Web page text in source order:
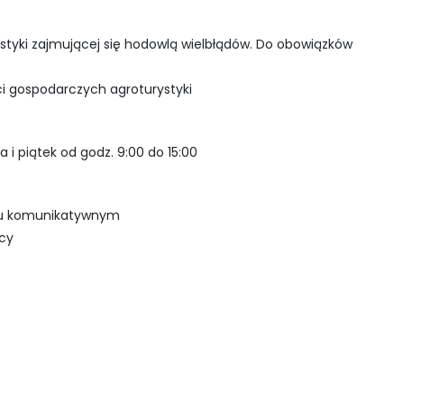
zajmującej się hodowlą wielbłądów. Do obowiązków
gospodarczych agroturystyki
i piątek od godz. 9:00 do 15:00
komunikatywnym